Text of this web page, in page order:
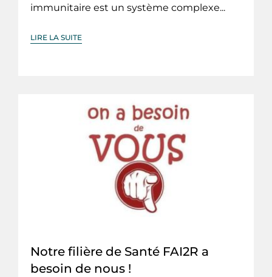
immunitaire est un système complexe...
LIRE LA SUITE
Notre filière de Santé FAI2R a
besoin de nous !